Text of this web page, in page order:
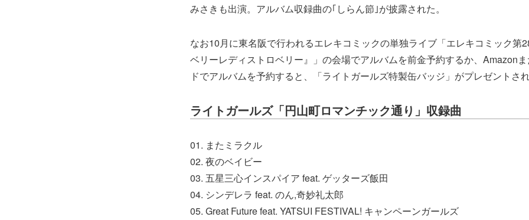
みさきも出演。アルバム収録曲の｢しらん節｣が披露された。
なお10月に東名阪で行われるエレキコミックの単独ライブ「エレキコミック第
ベリーレディストロベリー』」の会場でアルバムを前金予約するか、Amazon
ドでアルバムを予約すると、「ライトガールズ特製缶バッジ」がプレゼントさ
ライトガールズ「円山町ロマンチック通り」収録曲
01. またミラクル
02. 夜のベイビー
03. 五星三心インスパイア feat. ゲッターズ飯田
04. シンデレラ feat. のん,奇妙礼太郎
05. Great Future feat. YATSUI FESTIVAL! キャンペーンガールズ